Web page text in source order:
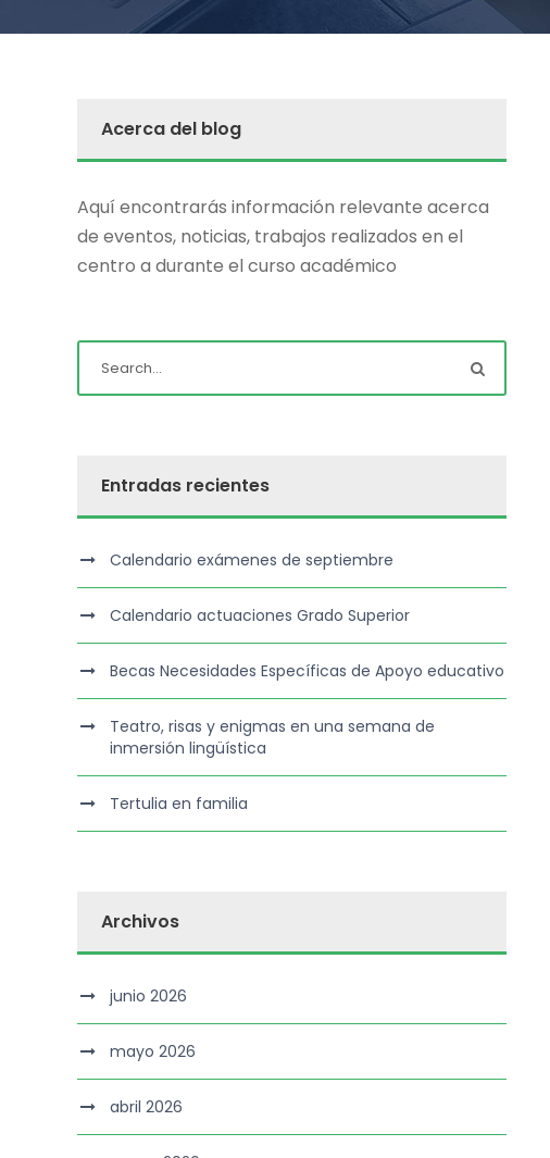
Acerca del blog
Aquí encontrarás información relevante acerca
de eventos, noticias, trabajos realizados en el
centro a durante el curso académico
Entradas recientes
Calendario exámenes de septiembre
Calendario actuaciones Grado Superior
Becas Necesidades Específicas de Apoyo educativo
Teatro, risas y enigmas en una semana de
inmersión lingüística
Tertulia en familia
Archivos
junio 2026
mayo 2026
abril 2026